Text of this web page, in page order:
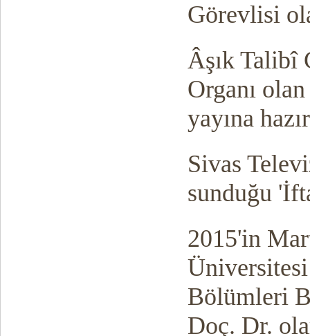
Görevlisi
Âşık Talibî
Organı
yayına
Sivas
sunduğu
2015'in
Bölümleri
Doç. Dr.